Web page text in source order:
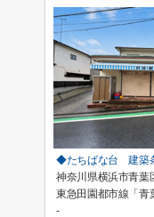
◆たちばな台 建築
神奈川県横浜市青葉
東急田園都市線「青
-